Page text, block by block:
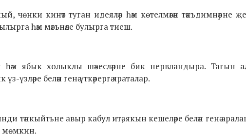
чөнки кинәт туган идеяләр һәм көтелмәгән тәкъдимнәрне
һәм мәгънәле булырга тиеш.
һәм ябык холыклы шәхесләрне бик нервландыра. Тагын
белән генә үткәрергә яраталар.
тәнкыйтьне авыр кабул итә, якын кешеләре белән генә
мөмкин.